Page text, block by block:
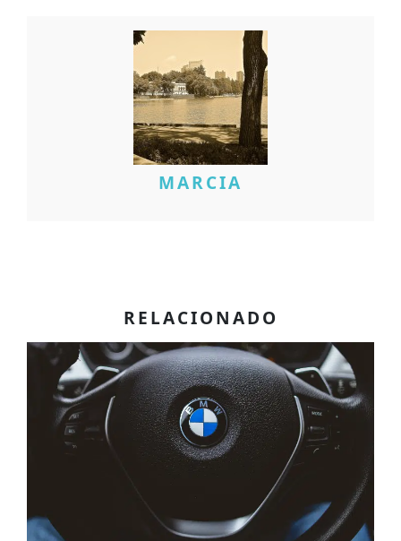
MARCIA
RELACIONADO